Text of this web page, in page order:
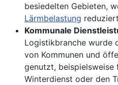
besiedelten Gebieten,
Lärmbelastung
Kommunale
Logistikbranche wurde
von Kommunen und
genutzt, beispielsweise
Winterdienst oder den